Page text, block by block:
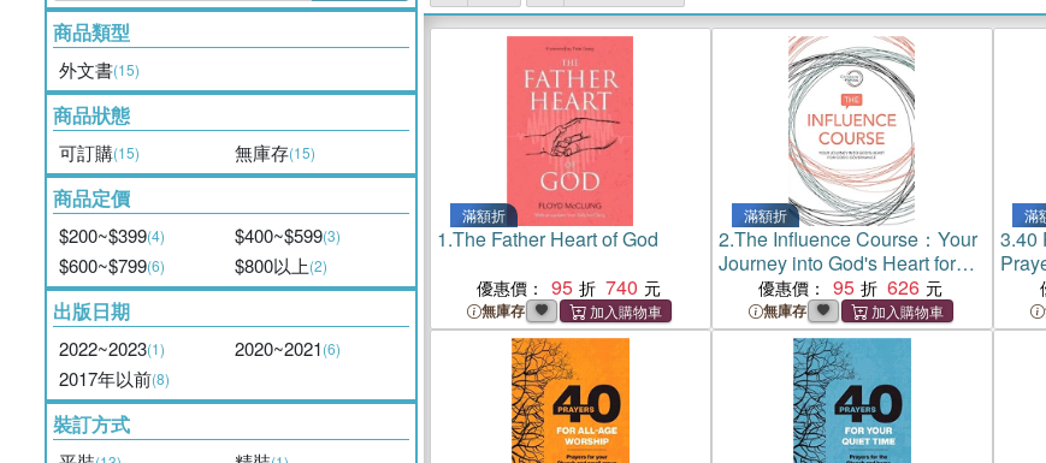
商品類型
外文書(15)
商品狀態
可訂購(15) 無庫存(15)
商品定價
$200~$399(4) $400~$599(3)
$600~$799(6) $800以上(2)
出版日期
2022~2023(1) 2020~2021(6)
2017年以前(8)
裝訂方式
滿額折
1.The Father Heart of God
優惠價： 95 740
無庫存
滿額折
2.The Influence Course：Your
Journey into God's Heart for
Good Governance
優惠價： 95 626
無庫存
滿
3.40